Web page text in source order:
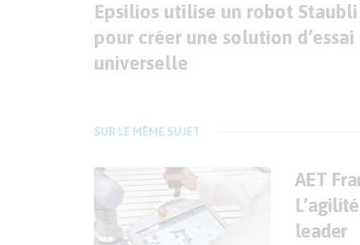
Epsilios utilise un robot Staubli
pour créer une solution d’essai
universelle
SUR LE MÊME SUJET
AET
leader